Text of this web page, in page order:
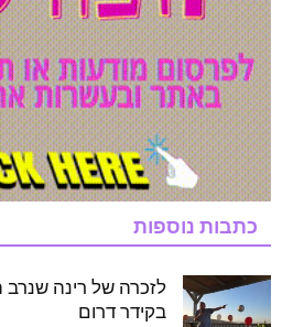
כתבות נוספות
לזכרה של רינה
בקידר דרום